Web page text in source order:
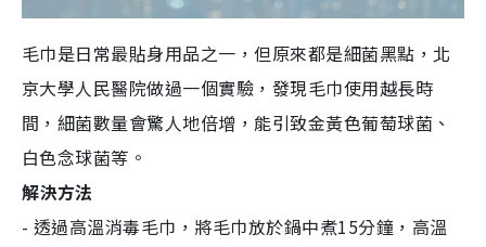
毛巾是日常最貼身用品之一，但原來都是細菌黑點，北
京大學人民醫院做過一個實驗，發現毛巾使用越長時
間，細菌數量會驚人地倍增，能引致金黃色葡萄球菌、
白色念球菌等。
解決方法
- 透過高溫消毒毛巾，將毛巾放於鍋中煮15分鐘，高溫